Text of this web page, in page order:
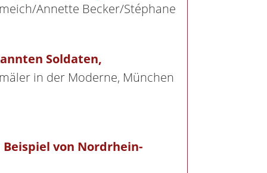
Annette Becker/Stéphane
Soldaten,
in der Moderne, München
von Nordrhein-